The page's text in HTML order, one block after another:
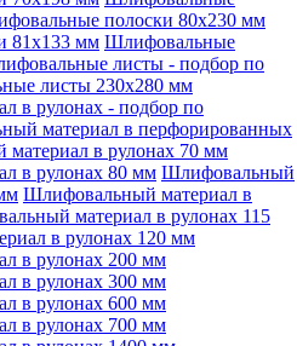
полоски 80x230 мм
81x133 мм Шлифовальные
листы - подбор по
листы 230x280 мм
в рулонах - подбор по
материал в перфорированных
в рулонах 70 мм
в рулонах 80 мм Шлифовальный
Шлифовальный материал в
материал в рулонах 115
в рулонах 120 мм
в рулонах 200 мм
в рулонах 300 мм
в рулонах 600 мм
в рулонах 700 мм